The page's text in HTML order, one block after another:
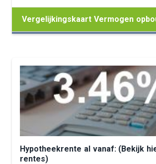
Vergelijkingskaart Vermogen
Hypotheekrente al vanaf: (Bekijk
rentes)